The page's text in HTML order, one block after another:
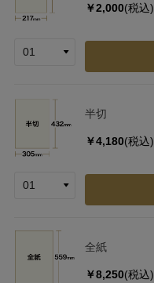
￥2,000(税込)
半切
￥4,180(税込)
全紙
￥8,250(税込)